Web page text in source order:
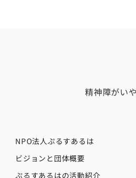
精神障がい
NPO法人ぷるすあるは
ビジョンと団体概要
ぷるすあるはの活動紹介